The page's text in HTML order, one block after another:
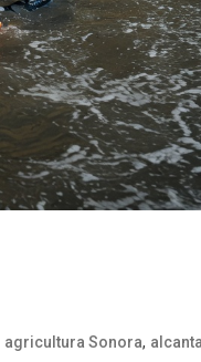
agricultura Sonora,